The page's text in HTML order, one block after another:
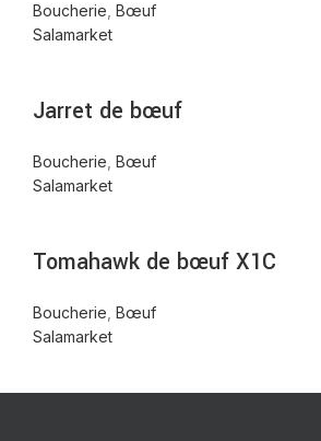
Boucherie Bœuf
Salamarket
Jarret de bœuf
Boucherie Bœuf
Salamarket
Tomahawk de bœuf X1C
Boucherie Bœuf
Salamarket